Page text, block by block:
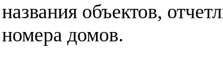
названия объектов,
номера домов.